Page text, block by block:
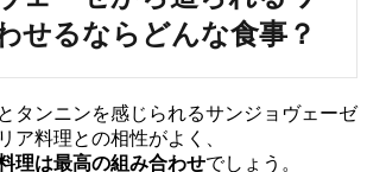
せるならどんな食事？
タンニンを感じられるサンジョヴェーゼ
ア料理との相性がよく、
理は最高の組み合わせでしょう。